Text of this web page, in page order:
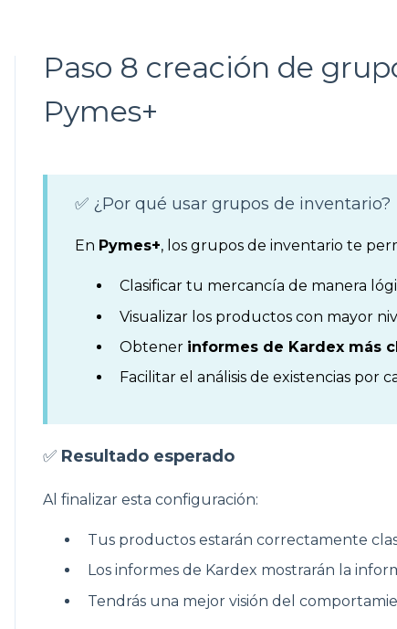
Paso 8 creación de
Pymes+
✅ ¿Por qué usar grupos de inventario?
En Pymes+, los grupos de inventario te
Clasificar tu mercancía de manera
Visualizar los productos con mayor
Obtener informes de Kardex más
Facilitar el análisis de existencias por
✅ Resultado esperado
Al finalizar esta configuración:
Tus productos estarán correctamente
Los informes de Kardex mostrarán la
Tendrás una mejor visión del